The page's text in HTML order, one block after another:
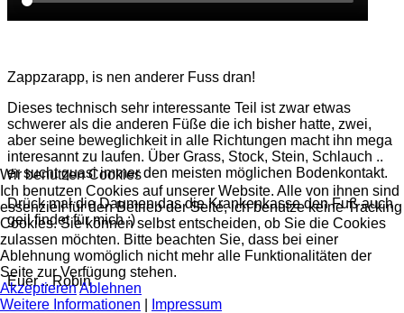
Zappzarapp, is nen anderer Fuss dran!
Dieses technisch sehr interessante Teil ist zwar etwas
schwerer als die anderen Füße die ich bisher hatte, zwei,
aber seine beweglichkeit in alle Richtungen macht ihn mega
interesannt zu laufen. Über Grass, Stock, Stein, Schlauch ..
er sucht quasi immer den meisten möglichen Bodenkontakt.
Drück mal die Daumen das die Krankenkasse den Fuß auch
geil findet für mich :)
Euer .. Robin
Wir benutzen Cookies
Ich benutzen Cookies auf unserer Website. Alle von ihnen sind
essenziell für den Betrieb der Seite, ich benutze keine Tracking
Cookies. Sie können selbst entscheiden, ob Sie die Cookies
zulassen möchten. Bitte beachten Sie, dass bei einer
Ablehnung womöglich nicht mehr alle Funktionalitäten der
Seite zur Verfügung stehen.
AkzeptierenAblehnen
Weitere Informationen
Impressum